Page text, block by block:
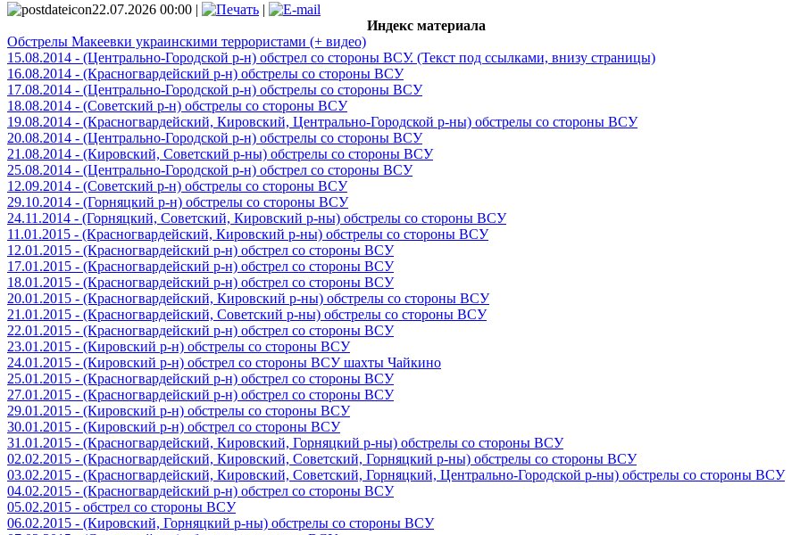
22.07.2026 00:00 |
|
Индекс материала
Обстрелы Макеевки украинскими террористами (+ видео)
15.08.2014 - (Центрально-Городской р-н) обстрел со стороны ВСУ. (Текст под ссылками, внизу страницы)
16.08.2014 - (Красногвардейский р-н) обстрелы со стороны ВСУ
17.08.2014 - (Центрально-Городской р-н) обстрелы со стороны ВСУ
18.08.2014 - (Советский р-н) обстрелы со стороны ВСУ
19.08.2014 - (Красногвардейский, Кировский, Центрально-Городской р-ны) обстрелы со стороны ВСУ
20.08.2014 - (Центрально-Городской р-н) обстрелы со стороны ВСУ
21.08.2014 - (Кировский, Советский р-ны) обстрелы со стороны ВСУ
25.08.2014 - (Центрально-Городской р-н) обстрел со стороны ВСУ
12.09.2014 - (Советский р-н) обстрелы со стороны ВСУ
29.10.2014 - (Горняцкий р-н) обстрелы со стороны ВСУ
24.11.2014 - (Горняцкий, Советский, Кировский р-ны) обстрелы со стороны ВСУ
11.01.2015 - (Красногвардейский, Кировский р-ны) обстрелы со стороны ВСУ
12.01.2015 - (Красногвардейский р-н) обстрел со стороны ВСУ
17.01.2015 - (Красногвардейский р-н) обстрел со стороны ВСУ
18.01.2015 - (Красногвардейский р-н) обстрел со стороны ВСУ
20.01.2015 - (Красногвардейский, Кировский р-ны) обстрелы со стороны ВСУ
21.01.2015 - (Красногвардейский, Советский р-ны) обстрелы со стороны ВСУ
22.01.2015 - (Красногвардейский р-н) обстрел со стороны ВСУ
23.01.2015 - (Кировский р-н) обстрелы со стороны ВСУ
24.01.2015 - (Кировский р-н) обстрел со стороны ВСУ шахты Чайкино
25.01.2015 - (Красногвардейский р-н) обстрел со стороны ВСУ
27.01.2015 - (Красногвардейский р-н) обстрел со стороны ВСУ
29.01.2015 - (Кировский р-н) обстрелы со стороны ВСУ
30.01.2015 - (Кировский р-н) обстрел со стороны ВСУ
31.01.2015 - (Красногвардейский, Кировский, Горняцкий р-ны) обстрелы со стороны ВСУ
02.02.2015 - (Красногвардейский, Кировский, Советский, Горняцкий р-ны) обстрелы со стороны ВСУ
03.02.2015 - (Красногвардейский, Кировский, Советский, Горняцкий, Центрально-Городской р-ны) обстрелы со стороны ВСУ
04.02.2015 - (Красногвардейский р-н) обстрел со стороны ВСУ
05.02.2015 - обстрел со стороны ВСУ
06.02.2015 - (Кировский, Горняцкий р-ны) обстрелы со стороны ВСУ